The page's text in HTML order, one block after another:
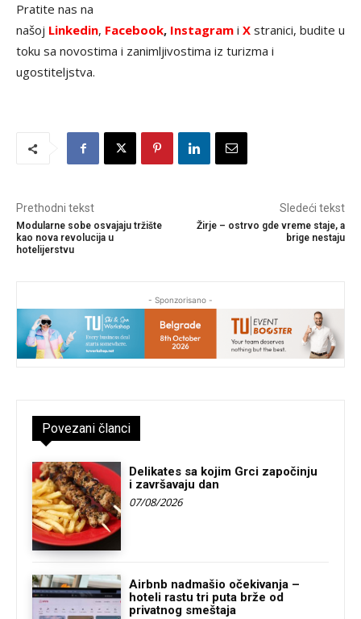
Pratite nas na
našoj Linkedin, Facebook, Instagram i X stranici, budite u
toku sa novostima i zanimljivostima iz turizma i
ugostiteljstva.
Prethodni tekst
Modularne sobe osvajaju tržište
kao nova revolucija u
hotelijerstvu
Sledeći tekst
Žirje – ostrvo gde vreme staje, a
brige nestaju
- Sponzorisano -
Povezani članci
Delikates sa kojim Grci započinju
i završavaju dan
07/08/2026
Airbnb nadmašio očekivanja –
hoteli rastu tri puta brže od
privatnog smeštaja